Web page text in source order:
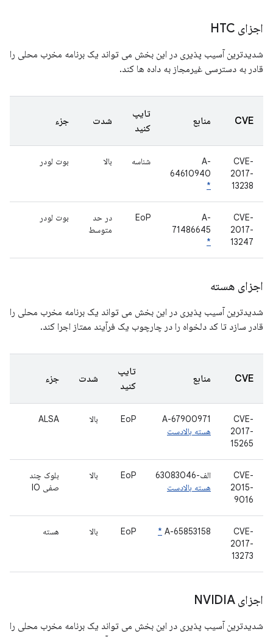
اجزای HTC
شدیدترین آسیب پذیری در این بخش می تواند یک برنامه مخرب محلی را
قادر به دسترسی غیرمجاز به داده ها کند.
CVE منابع
تایپ
کنید
شدت جزء
CVE-
2017-
13238
A-
64610940
*
شناسه بالا بوت لودر
CVE-
2017-
13247
A-
71486645
*
EoP
در حد
متوسط
بوت لودر
اجزای هسته
شدیدترین آسیب پذیری در این بخش می تواند یک برنامه مخرب محلی را
قادر سازد تا کد دلخواه را در چارچوب یک فرآیند ممتاز اجرا کند.
CVE منابع
تایپ
کنید
شدت جزء
CVE-
2017-
15265
A-67900971
هسته بالادست
EoP بالا ALSA
CVE-
2015-
9016
الف-63083046
هسته بالادست
EoP بالا
بلوک چند
صفی IO
CVE-
2017-
13273
A-65853158
*
EoP بالا هسته
اجزای NVIDIA
شدیدترین آسیب پذیری در این بخش می تواند یک برنامه مخرب محلی را